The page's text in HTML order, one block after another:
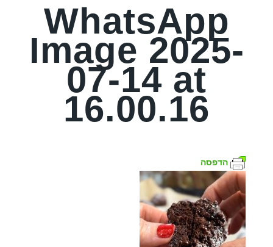
WhatsApp
Image 2025-
07-14 at
16.00.16
הדפסה